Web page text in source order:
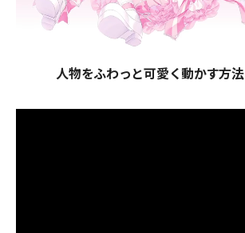
人物をふわっと可愛く動かす方法